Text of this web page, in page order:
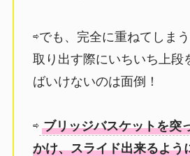
⇨でも、完全に重ねてしま
取り出す際にいちいち上段
ばいけないのは面倒！
⇨ ブリッジバスケットを突
かけ、スライド出来るよう